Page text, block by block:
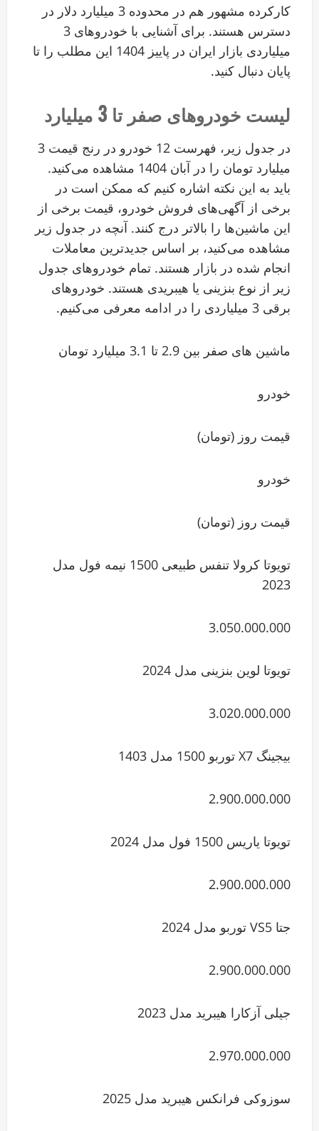
کارکرده مشهور هم در محدوده 3 میلیارد دلار در
دسترس هستند. برای آشنایی با خودروهای 3
میلیاردی بازار ایران در پاییز 1404 این مطلب را تا
پایان دنبال کنید.
لیست خودروهای صفر تا 3 میلیارد
در جدول زیر، فهرست 12 خودرو در رنج قیمت 3
میلیارد تومان را در آبان 1404 مشاهده می‌کنید.
باید به این نکته اشاره کنیم که ممکن است در
برخی از آگهی‌های فروش خودرو، قیمت برخی از
این ماشین‌ها را بالاتر درج کنند. آنچه در جدول زیر
مشاهده می‌کنید، بر اساس جدید‌ترین معاملات
انجام شده در بازار هستند. تمام خودروهای جدول
زیر از نوع بنزینی یا هیبریدی هستند. خودروهای
برقی 3 میلیاردی را در ادامه معرفی می‌کنیم.
ماشین های صفر بین 2.9 تا 3.1 میلیارد تومان
خودرو
قیمت روز (تومان)
خودرو
قیمت روز (تومان)
تویوتا کرولا تنفس طبیعی 1500 نیمه فول مدل
2023
3.050.000.000
تویوتا لوین بنزینی مدل 2024
3.020.000.000
بیجینگ X7 توربو 1500 مدل 1403
2.900.000.000
تویوتا یاریس 1500 فول مدل 2024
2.900.000.000
جتا VS5 توربو مدل 2024
2.900.000.000
جیلی آزکارا هیبرید مدل 2023
2.970.000.000
سوزوکی فرانکس هیبرید مدل 2025